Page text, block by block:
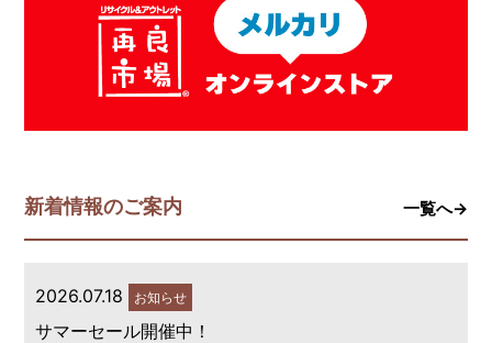
新着情報のご案内 一覧へ→
2026.07.18 お知らせ
サマーセール開催中！